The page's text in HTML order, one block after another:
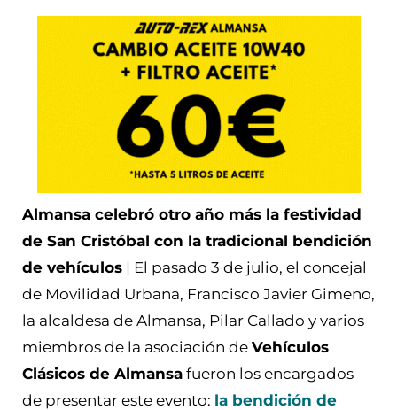
Almansa celebró otro año más la festividad
de San Cristóbal con la tradicional bendición
de vehículos | El pasado 3 de julio, el concejal
de Movilidad Urbana, Francisco Javier Gimeno,
la alcaldesa de Almansa, Pilar Callado y varios
miembros de la asociación de Vehículos
Clásicos de Almansa fueron los encargados
de presentar este evento: la bendición de